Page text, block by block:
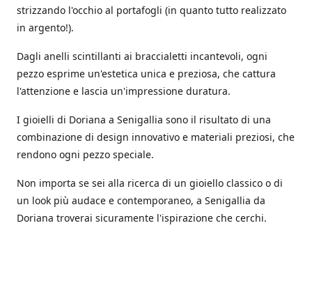
strizzando l'occhio al portafogli (in quanto tutto realizzato
in argento!).
Dagli anelli scintillanti ai braccialetti incantevoli, ogni
pezzo esprime un'estetica unica e preziosa, che cattura
l'attenzione e lascia un'impressione duratura.
I gioielli di Doriana a Senigallia sono il risultato di una
combinazione di design innovativo e materiali preziosi, che
rendono ogni pezzo speciale.
Non importa se sei alla ricerca di un gioiello classico o di
un look più audace e contemporaneo, a Senigallia da
Doriana troverai sicuramente l'ispirazione che cerchi.